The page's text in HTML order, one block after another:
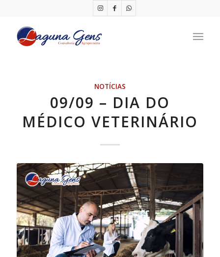
NOTÍCIAS
09/09 – DIA DO
MÉDICO VETERINÁRIO